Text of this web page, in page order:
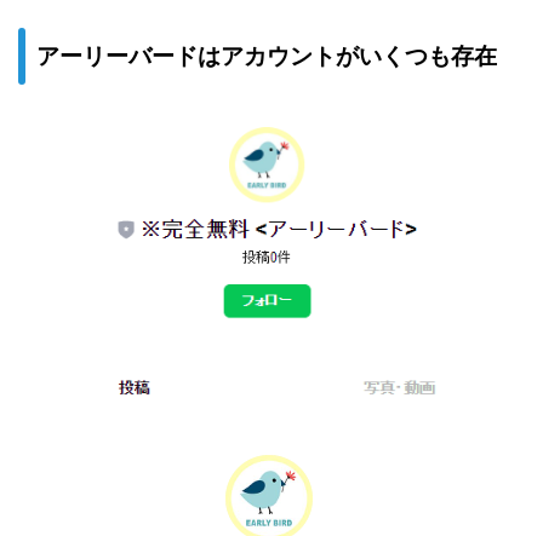
アーリーバードはアカウントがいくつも存在